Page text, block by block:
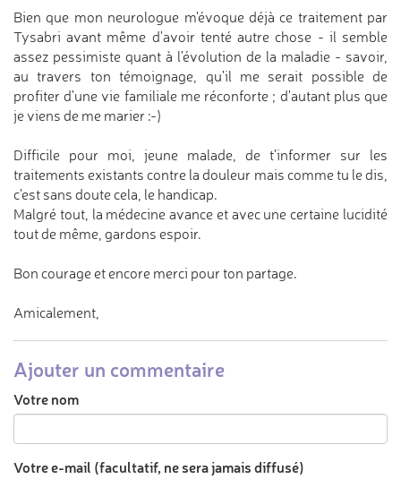
Bien que mon neurologue m'évoque déjà ce traitement par
Tysabri avant même d'avoir tenté autre chose - il semble
assez pessimiste quant à l'évolution de la maladie - savoir,
au travers ton témoignage, qu'il me serait possible de
profiter d'une vie familiale me réconforte ; d'autant plus que
je viens de me marier :-)
Difficile pour moi, jeune malade, de t'informer sur les
traitements existants contre la douleur mais comme tu le dis,
c'est sans doute cela, le handicap.
Malgré tout, la médecine avance et avec une certaine lucidité
tout de même, gardons espoir.
Bon courage et encore merci pour ton partage.
Amicalement,
Ajouter un commentaire
Votre nom
Votre e-mail (facultatif, ne sera jamais diffusé)